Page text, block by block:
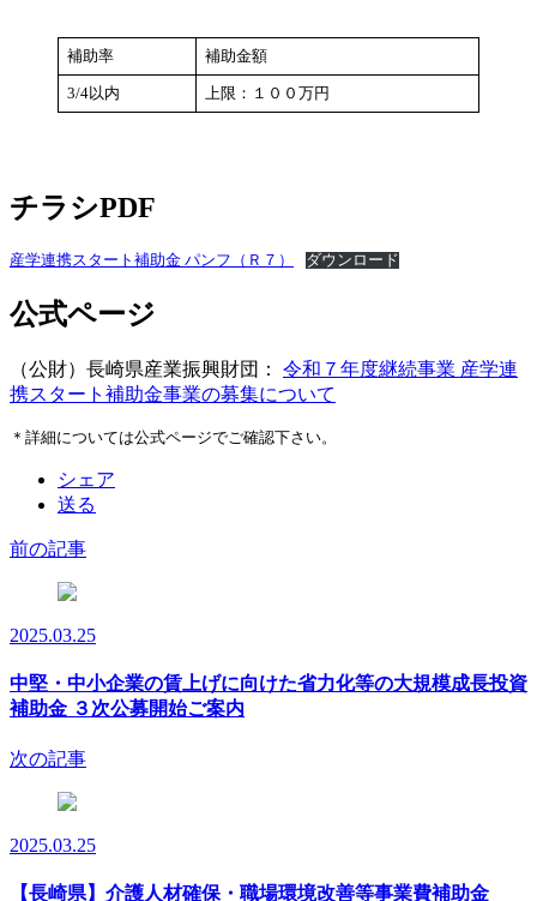
補助率 補助金額
3/4以内 上限：１００万円
チラシPDF
産学連携スタート補助金 パンフ（Ｒ７） ダウンロード
公式ページ
（公財）長崎県産業振興財団： 令和７年度継続事業 産学連
携スタート補助金事業の募集について
＊詳細については公式ページでご確認下さい。
シェア
送る
前の記事
2025.03.25
中堅・中小企業の賃上げに向けた省力化等の大規模成長投資
補助金 ３次公募開始ご案内
次の記事
2025.03.25
【長崎県】介護人材確保・職場環境改善等事業費補助金